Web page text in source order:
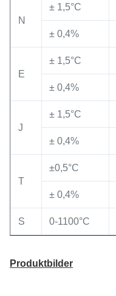
N
± 1,5°C
± 0,4%
E
± 1,5°C
± 0,4%
J
± 1,5°C
± 0,4%
T
±0,5°C
± 0,4%
S 0-1100°C
Produktbilder